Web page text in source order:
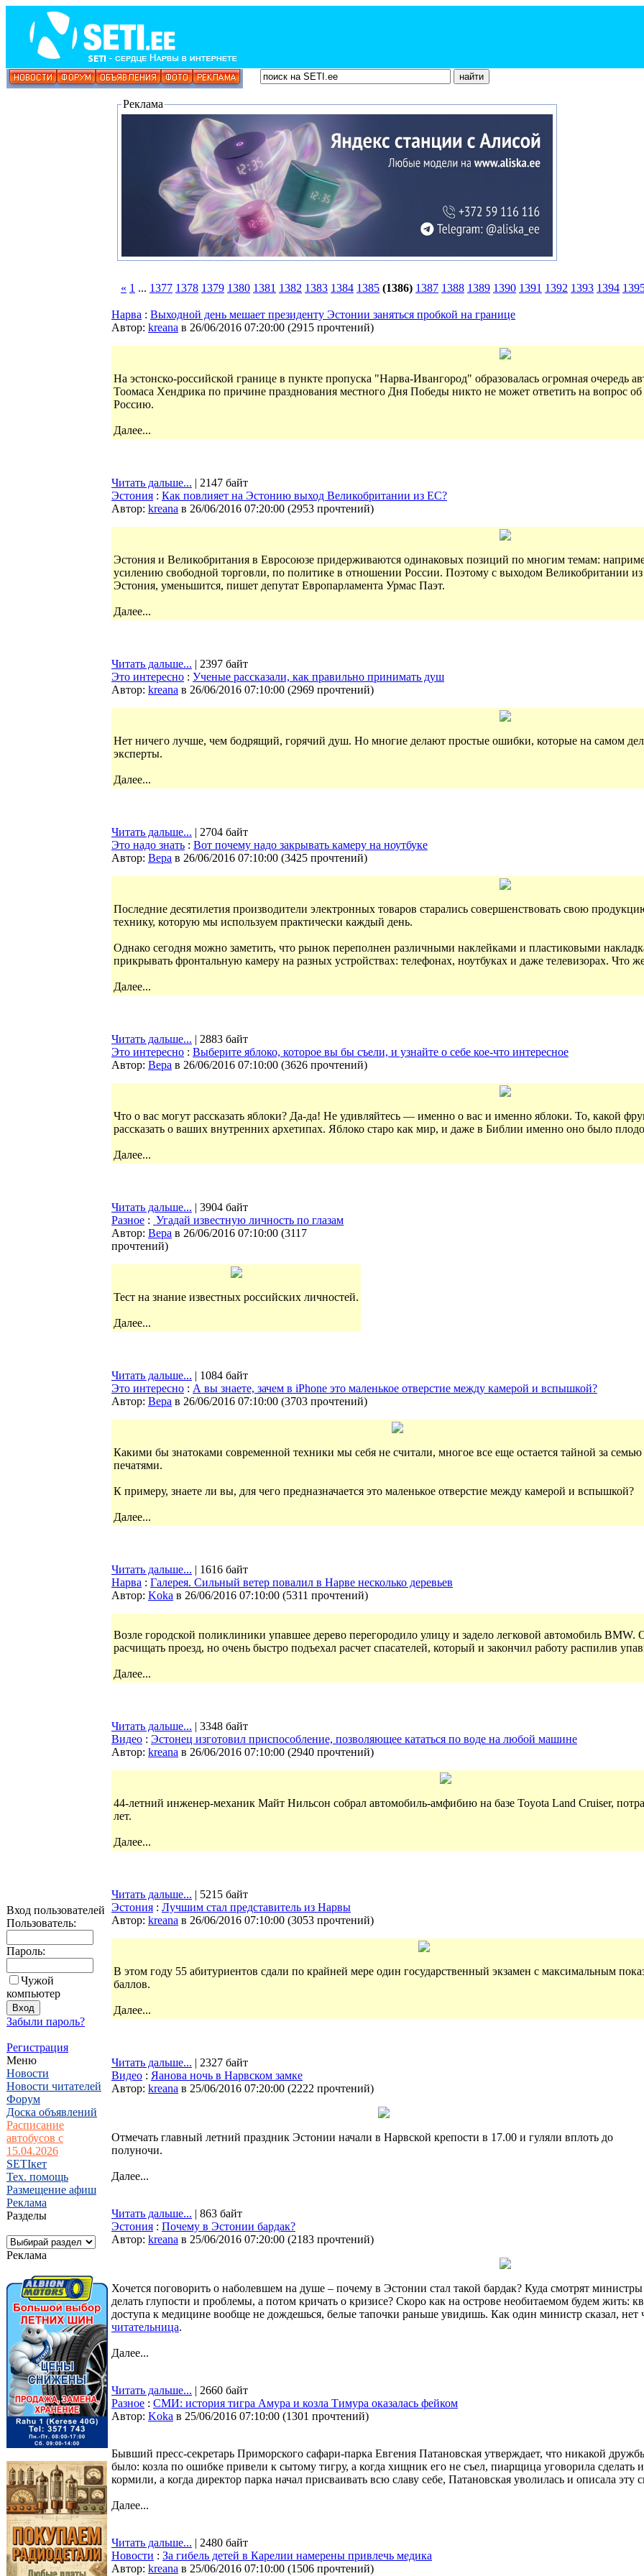
Вход пользователей
Пользователь:
Пароль:
Чужой
компьютер
Забыли пароль?
Регистрация
Меню
Новости
Новости читателей
Форум
Доска объявлений
Расписание
автобусов с
15.04.2026
SETIкет
Тех. помощь
Размещение афиш
Реклама
Разделы
Реклама
Реклама
« 1 ... 1377 1378 1379 1380 1381 1382 1383 1384 1385 (1386) 1387 1388 1389 1390 1391 1392 1393 1394
Нарва : Выходной день мешает президенту Эстонии заняться пробкой на границе
Автор: kreana в 26/06/2016 07:20:00 (2915 прочтений)
На эстонско-российской границе в пункте пропуска "Нарва-Ивангород" образовалась огромная очередь
Тоомаса Хендрика по причине празднования местного Дня Победы никто не может ответить на вопрос
Россию.
Далее...
Читать дальше... | 2147 байт
Эстония : Как повлияет на Эстонию выход Великобритании из ЕС?
Автор: kreana в 26/06/2016 07:20:00 (2953 прочтений)
Эстония и Великобритания в Евросоюзе придерживаются одинаковых позиций по многим темам:
усилению свободной торговли, по политике в отношении России. Поэтому с выходом Великобритании
Эстония, уменьшится, пишет депутат Европарламента Урмас Паэт.
Далее...
Читать дальше... | 2397 байт
Это интересно : Ученые рассказали, как правильно принимать душ
Автор: kreana в 26/06/2016 07:10:00 (2969 прочтений)
Нет ничего лучше, чем бодрящий, горячий душ. Но многие делают простые ошибки, которые на самом
эксперты.
Далее...
Читать дальше... | 2704 байт
Это надо знать : Вот почему надо закрывать камеру на ноутбуке
Автор: Bepa в 26/06/2016 07:10:00 (3425 прочтений)
Последние десятилетия производители электронных товаров старались совершенствовать свою
технику, которую мы используем практически каждый день.
Однако сегодня можно заметить, что рынок переполнен различными наклейками и пластиковыми
прикрывать фронтальную камеру на разных устройствах: телефонах, ноутбуках и даже телевизорах. Что
Далее...
Читать дальше... | 2883 байт
Это интересно : Выберите яблоко, которое вы бы съели, и узнайте о себе кое-что интересное
Автор: Bepa в 26/06/2016 07:10:00 (3626 прочтений)
Что о вас могут рассказать яблоки? Да-да! Не удивляйтесь — именно о вас и именно яблоки. То, какой
рассказать о ваших внутренних архетипах. Яблоко старо как мир, и даже в Библии именно оно было
Далее...
Читать дальше... | 3904 байт
Разное : Угадай известную личность по глазам
Автор: Bepa в 26/06/2016 07:10:00 (3117
прочтений)
Тест на знание известных российских личностей.
Далее...
Читать дальше... | 1084 байт
Это интересно : А вы знаете, зачем в iPhone это маленькое отверстие между камерой и вспышкой?
Автор: Bepa в 26/06/2016 07:10:00 (3703 прочтений)
Какими бы знатоками современной техники мы себя не считали, многое все еще остается тайной за семью
печатями.
К примеру, знаете ли вы, для чего предназначается это маленькое отверстие между камерой и вспышкой?
Далее...
Читать дальше... | 1616 байт
Нарва : Галерея. Сильный ветер повалил в Нарве несколько деревьев
Автор: Koka в 26/06/2016 07:10:00 (5311 прочтений)
Возле городской поликлиники упавшее дерево перегородило улицу и задело легковой автомобиль BMW.
расчищать проезд, но очень быстро подъехал расчет спасателей, который и закончил работу распилив
Далее...
Читать дальше... | 3348 байт
Видео : Эстонец изготовил приспособление, позволяющее кататься по воде на любой машине
Автор: kreana в 26/06/2016 07:10:00 (2940 прочтений)
44-летний инженер-механик Майт Нильсон собрал автомобиль-амфибию на базе Toyota Land Cruiser,
лет.
Далее...
Читать дальше... | 5215 байт
Эстония : Лучшим стал представитель из Нарвы
Автор: kreana в 26/06/2016 07:10:00 (3053 прочтений)
В этом году 55 абитуриентов сдали по крайней мере один государственный экзамен с максимальным
баллов.
Далее...
Читать дальше... | 2327 байт
Видео : Яанова ночь в Нарвском замке
Автор: kreana в 25/06/2016 07:20:00 (2222 прочтений)
Отмечать главный летний праздник Эстонии начали в Нарвской крепости в 17.00 и гуляли вплоть до
полуночи.
Далее...
Читать дальше... | 863 байт
Эстония : Почему в Эстонии бардак?
Автор: kreana в 25/06/2016 07:20:00 (2183 прочтений)
Хочется поговорить о наболевшем на душе – почему в Эстонии стал такой бардак? Куда смотрят
делать глупости и проблемы, а потом кричать о кризисе? Скоро как на острове необитаемом будем жить:
доступа к медицине вообще не дождешься, белые тапочки раньше увидишь. Как один министр сказал, нет
читательница.
Далее...
Читать дальше... | 2660 байт
Разное : СМИ: история тигра Амура и козла Тимура оказалась фейком
Автор: Koka в 25/06/2016 07:10:00 (1301 прочтений)
Бывший пресс-секретарь Приморского сафари-парка Евгения Патановская утверждает, что никакой
было: козла по ошибке привели к сытому тигру, а когда хищник его не съел, пиарщица уговорила
кормили, а когда директор парка начал присваивать всю славу себе, Патановская уволилась и описала
Далее...
Читать дальше... | 2480 байт
Новости : За гибель детей в Карелии намерены привлечь медика
Автор: kreana в 25/06/2016 07:10:00 (1506 прочтений)